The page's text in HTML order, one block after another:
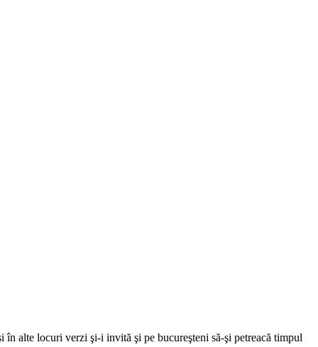
alte locuri verzi şi-i invită şi pe bucureşteni să-şi petreacă timpul